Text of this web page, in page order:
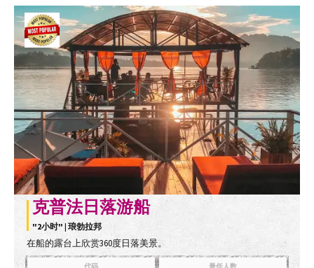
克普法日落游船
"2小时" | 琅勃拉邦
在船的露台上欣赏360度日落美景。
代码 最低人数